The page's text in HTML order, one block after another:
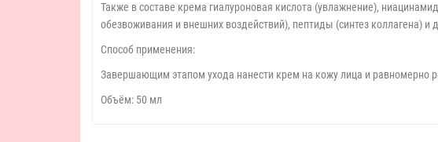
Также в составе крема гиалуроновая кислота (увлажнение),
обезвоживания и внешних воздействий), пептиды (синтез коллагена)
Способ применения:
Завершающим этапом ухода нанести крем на кожу лица и равномерно
Объём: 50 мл